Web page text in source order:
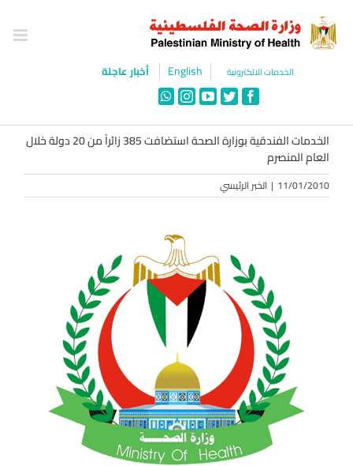
content
الخدمات الالكترونية English أخبار عاجلة
Facebook
Twitter
YouTube
Instagram
WhatsApp
الخدمات الفندقية بوزارة الصحة استضافت 385 زائراً من 20 دولة خلال
العام المنصرم
11/01/2010
| الخبر الرئيسي